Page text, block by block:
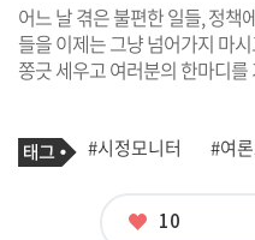
어느 날 겪은 불편한 일들, 정책
들을 이제는 그냥 넘어가지 마
쫑긋 세우고 여러분의 한마디
기
사
태
그
#시정모니터 #여
좋
10